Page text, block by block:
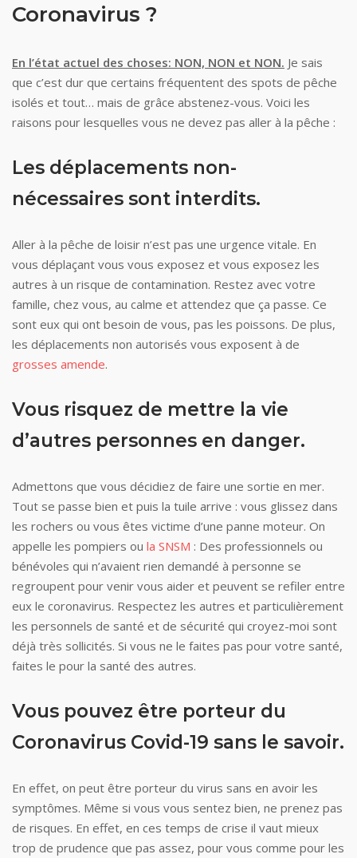
Coronavirus ?
En l’état actuel des choses: NON, NON et NON. Je sais
que c’est dur que certains fréquentent des spots de pêche
isolés et tout… mais de grâce abstenez-vous. Voici les
raisons pour lesquelles vous ne devez pas aller à la pêche :
Les déplacements non-
nécessaires sont interdits.
Aller à la pêche de loisir n’est pas une urgence vitale. En
vous déplaçant vous vous exposez et vous exposez les
autres à un risque de contamination. Restez avec votre
famille, chez vous, au calme et attendez que ça passe. Ce
sont eux qui ont besoin de vous, pas les poissons. De plus,
les déplacements non autorisés vous exposent à de
grosses amende.
Vous risquez de mettre la vie
d’autres personnes en danger.
Admettons que vous décidiez de faire une sortie en mer.
Tout se passe bien et puis la tuile arrive : vous glissez dans
les rochers ou vous êtes victime d’une panne moteur. On
appelle les pompiers ou la SNSM : Des professionnels ou
bénévoles qui n’avaient rien demandé à personne se
regroupent pour venir vous aider et peuvent se refiler entre
eux le coronavirus. Respectez les autres et particulièrement
les personnels de santé et de sécurité qui croyez-moi sont
déjà très sollicités. Si vous ne le faites pas pour votre santé,
faites le pour la santé des autres.
Vous pouvez être porteur du
Coronavirus Covid-19 sans le savoir.
En effet, on peut être porteur du virus sans en avoir les
symptômes. Même si vous vous sentez bien, ne prenez pas
de risques. En effet, en ces temps de crise il vaut mieux
trop de prudence que pas assez, pour vous comme pour les